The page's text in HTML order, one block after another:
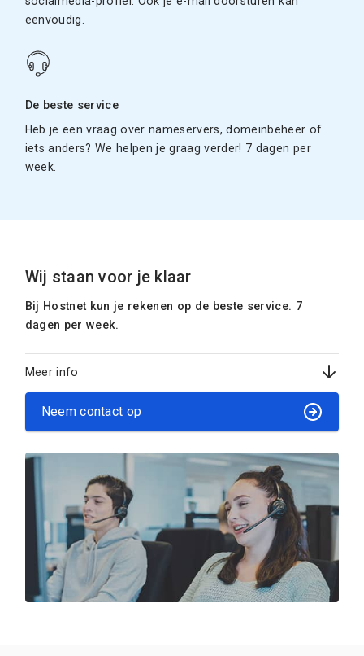
eenvoudig.
De beste service
Heb je een vraag over nameservers, domeinbeheer of
iets anders? We helpen je graag verder! 7 dagen per
week.
Wij staan voor je klaar
Bij Hostnet kun je rekenen op de beste service. 7
dagen per week.
Meer info
Neem contact op